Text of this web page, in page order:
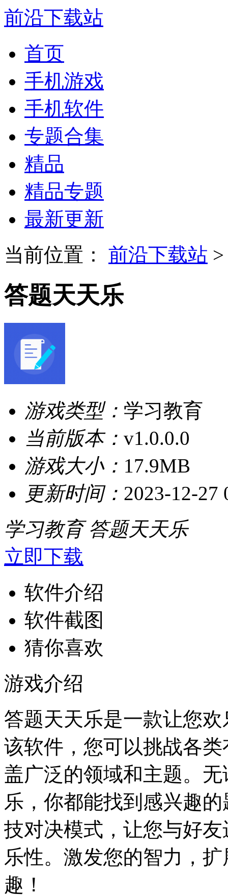
前沿下载站
首页
手机游戏
手机软件
专题合集
精品
精品专题
最新更新
当前位置：
前沿下载站
答题天天乐
游戏类型： 学习教育
当前版本： v1.0.0.0
游戏大小： 17.9MB
更新时间： 2023-12-27
学习教育 答题天天乐
立即下载
软件介绍
软件截图
猜你喜欢
游戏介绍
答题天天乐是一款让您
该软件，您可以挑战各
盖广泛的领域和主题。
乐，你都能找到感兴趣
技对决模式，让您与好
乐性。激发您的智力，
趣！